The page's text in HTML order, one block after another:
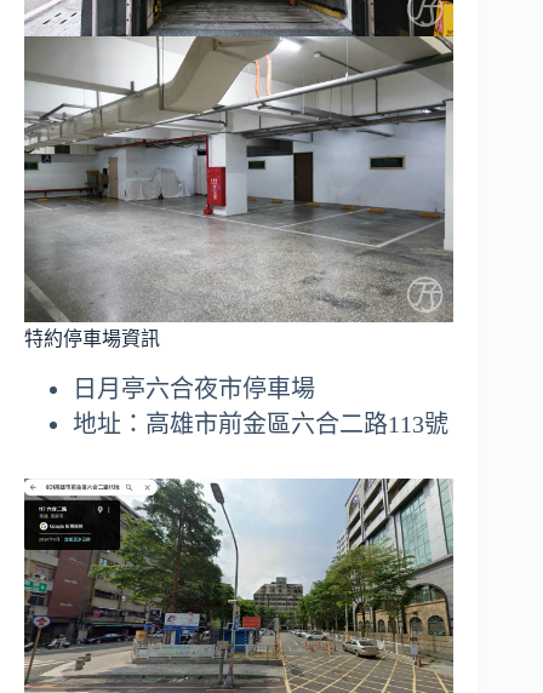
特約停車場資訊
日月亭六合夜市停車場
地址：高雄市前金區六合二路113號